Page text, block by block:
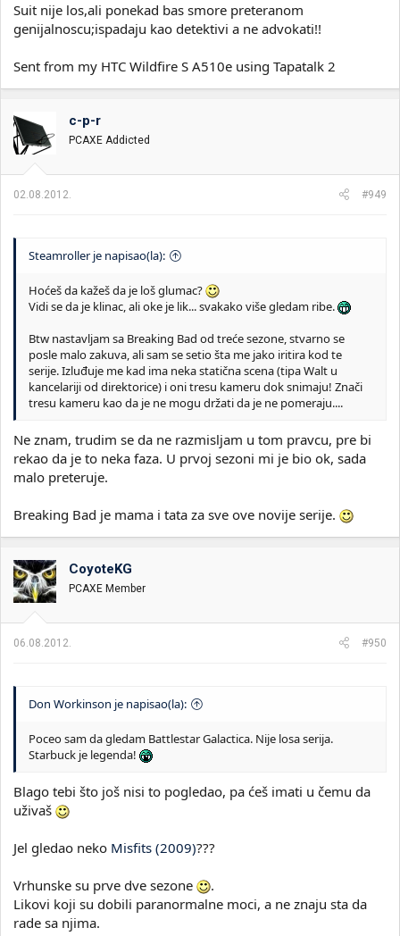
Suit nije los,ali ponekad bas smore preteranom
genijalnoscu;ispadaju kao detektivi a ne advokati!!
Sent from my HTC Wildfire S A510e using Tapatalk 2
c-p-r
PCAXE Addicted
02.08.2012. #949
Steamroller je napisao(la):
Hoćeš da kažeš da je loš glumac?
Vidi se da je klinac, ali oke je lik... svakako više gledam ribe.
Btw nastavljam sa Breaking Bad od treće sezone, stvarno se
posle malo zakuva, ali sam se setio šta me jako iritira kod te
serije. Izluđuje me kad ima neka statična scena (tipa Walt u
kancelariji od direktorice) i oni tresu kameru dok snimaju! Znači
tresu kameru kao da je ne mogu držati da je ne pomeraju....
Ne znam, trudim se da ne razmisljam u tom pravcu, pre bi
rekao da je to neka faza. U prvoj sezoni mi je bio ok, sada
malo preteruje.
Breaking Bad je mama i tata za sve ove novije serije.
CoyoteKG
PCAXE Member
06.08.2012. #950
Don Workinson je napisao(la):
Poceo sam da gledam Battlestar Galactica. Nije losa serija.
Starbuck je legenda!
Blago tebi što još nisi to pogledao, pa ćeš imati u čemu da
uživaš
Jel gledao neko Misfits (2009)???
Vrhunske su prve dve sezone
.
Likovi koji su dobili paranormalne moci, a ne znaju sta da
rade sa njima.